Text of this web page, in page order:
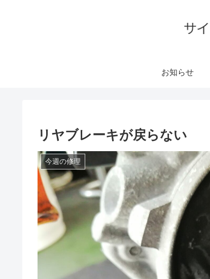
お知らせ
リヤブレーキが戻らない
今週の修理